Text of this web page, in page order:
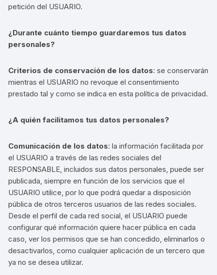
petición del USUARIO.
¿Durante cuánto tiempo guardaremos tus datos
personales?
Criterios de conservación de los datos: se conservarán
mientras el USUARIO no revoque el consentimiento
prestado tal y como se indica en esta política de privacidad.
¿A quién facilitamos tus datos personales?
Comunicación de los datos: la información facilitada por
el USUARIO a través de las redes sociales del
RESPONSABLE, incluidos sus datos personales, puede ser
publicada, siempre en función de los servicios que el
USUARIO utilice, por lo que podrá quedar a disposición
pública de otros terceros usuarios de las redes sociales.
Desde el perfil de cada red social, el USUARIO puede
configurar qué información quiere hacer pública en cada
caso, ver los permisos que se han concedido, eliminarlos o
desactivarlos, como cualquier aplicación de un tercero que
ya no se desea utilizar.